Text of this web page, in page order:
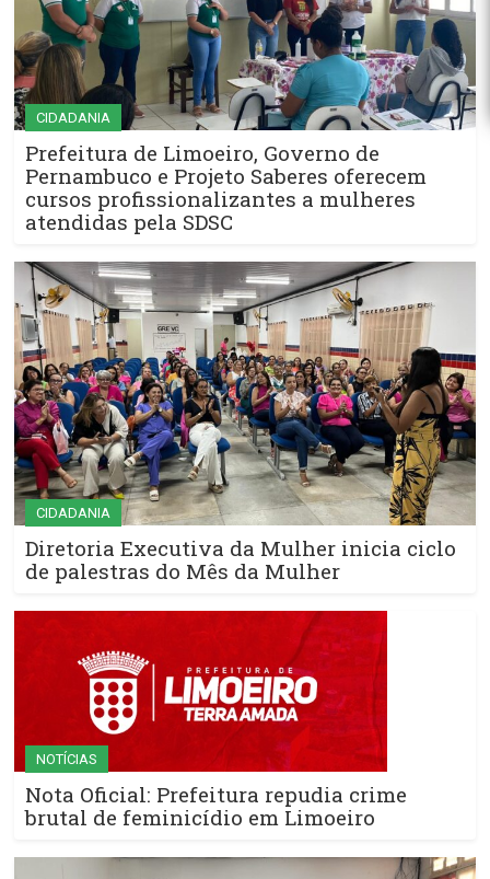
CIDADANIA
Prefeitura de Limoeiro, Governo de
Pernambuco e Projeto Saberes oferecem
cursos profissionalizantes a mulheres
atendidas pela SDSC
CIDADANIA
Diretoria Executiva da Mulher inicia ciclo
de palestras do Mês da Mulher
NOTÍCIAS
Nota Oficial: Prefeitura repudia crime
brutal de feminicídio em Limoeiro